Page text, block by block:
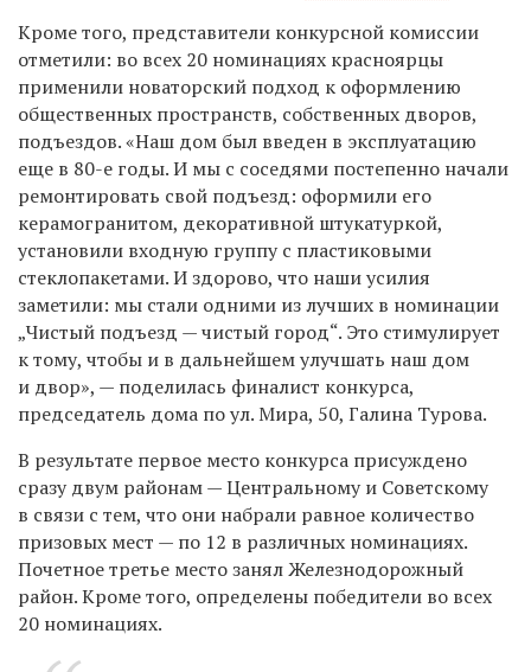
Кроме того, представители конкурсной комиссии
отметили: во всех 20 номинациях красноярцы
применили новаторский подход к оформлению
общественных пространств, собственных дворов,
подъездов. «Наш дом был введен в эксплуатацию
еще в 80-е годы. И мы с соседями постепенно начали
ремонтировать свой подъезд: оформили его
керамогранитом, декоративной штукатуркой,
установили входную группу с пластиковыми
стеклопакетами. И здорово, что наши усилия
заметили: мы стали одними из лучших в номинации
„Чистый подъезд — чистый город“. Это стимулирует
к тому, чтобы и в дальнейшем улучшать наш дом
и двор», — поделилась финалист конкурса,
председатель дома по ул. Мира, 50, Галина Турова.
В результате первое место конкурса присуждено
сразу двум районам — Центральному и Советскому
в связи с тем, что они набрали равное количество
призовых мест — по 12 в различных номинациях.
Почетное третье место занял Железнодорожный
район. Кроме того, определены победители во всех
20 номинациях.